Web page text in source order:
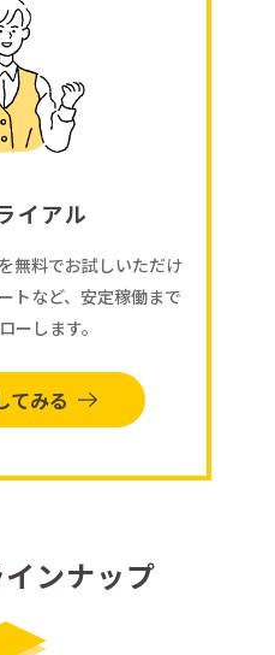
イアル
無料でお試しいただけ
トなど、安定稼働まで
ーします。
てみる
ンナップ